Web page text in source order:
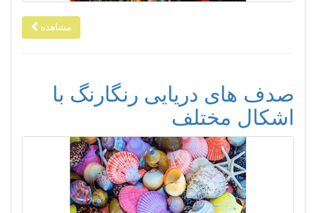
مشاهده
صدف های دریایی رنگارنگ با
اشکال مختلف